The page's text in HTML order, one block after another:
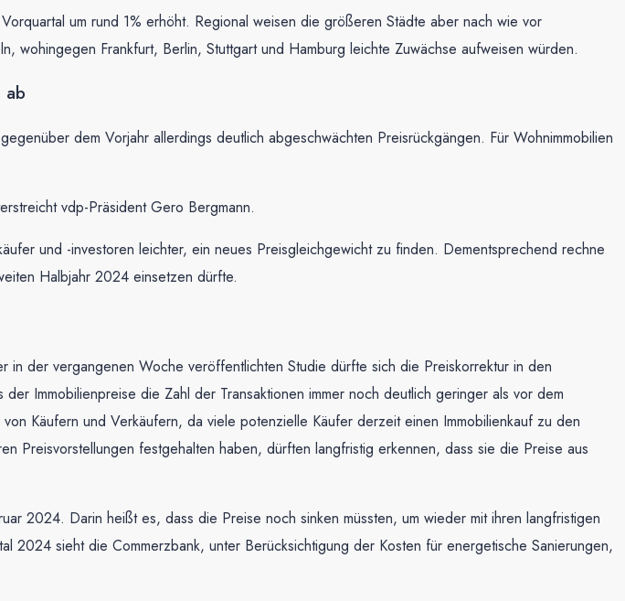
um rund 1% erhöht. Regional weisen die größeren Städte aber nach wie vor
wohingegen Frankfurt, Berlin, Stuttgart und Hamburg leichte Zuwächse aufweisen würden.
ab
dem Vorjahr allerdings deutlich abgeschwächten Preisrückgängen. Für Wohnimmobilien
vdp-Präsident Gero Bergmann.
und -investoren leichter, ein neues Preisgleichgewicht zu finden. Dementsprechend rechne
Halbjahr 2024 einsetzen dürfte.
der vergangenen Woche veröffentlichten Studie dürfte sich die Preiskorrektur in den
Immobilienpreise die Zahl der Transaktionen immer noch deutlich geringer als vor dem
Käufern und Verkäufern, da viele potenzielle Käufer derzeit einen Immobilienkauf zu den
Preisvorstellungen festgehalten haben, dürften langfristig erkennen, dass sie die Preise aus
2024. Darin heißt es, dass die Preise noch sinken müssten, um wieder mit ihren langfristigen
2024 sieht die Commerzbank, unter Berücksichtigung der Kosten für energetische Sanierungen,